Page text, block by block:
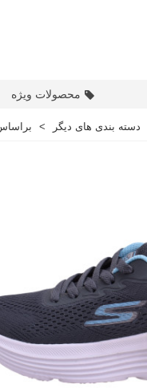
محصولات ویژه
دسته بندی های دیگر >